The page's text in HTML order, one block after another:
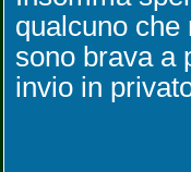
qualcuno che
sono brava a
invio in